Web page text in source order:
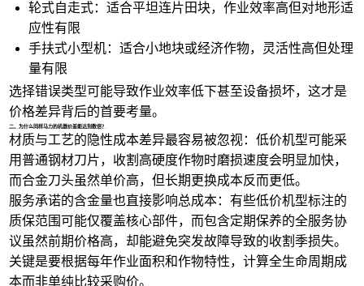
轮式自走式：适合平坦连片田块，作业效率高但对地形适
应性有限
手扶式小型机：适合小地块或经济作物，灵活性高但处理
量有限
选择错误类型可能导致作业效率低下甚至设备损坏，这才是
价格差异背后的首要考量。
二、为什么同样马力的机器价差能达到数倍？
材质与工艺的隐性成本差异最容易被忽视：低价机型可能采
用普通钢材刀片，收割高硬度作物时磨损速度会明显加快，
而合金刀头虽然单价高，但长期更换成本反而更低。
服务承诺的含金量也直接影响总成本：有些低价机型标注的
质保范围可能仅覆盖核心部件，而包含定期保养的全服务协
议虽然前期价格高，却能避免突发故障导致的收割季损失。
关键是要根据每年作业面积和作物特性，计算全生命周期成
本而非单纯比较采购价。